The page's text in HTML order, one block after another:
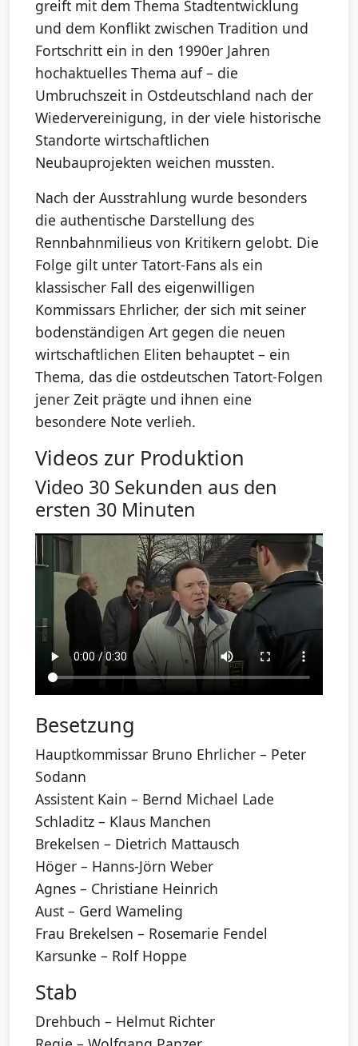
greift mit dem Thema Stadtentwicklung
und dem Konflikt zwischen Tradition und
Fortschritt ein in den 1990er Jahren
hochaktuelles Thema auf – die
Umbruchszeit in Ostdeutschland nach der
Wiedervereinigung, in der viele historische
Standorte wirtschaftlichen
Neubauprojekten weichen mussten.
Nach der Ausstrahlung wurde besonders
die authentische Darstellung des
Rennbahnmilieus von Kritikern gelobt. Die
Folge gilt unter Tatort-Fans als ein
klassischer Fall des eigenwilligen
Kommissars Ehrlicher, der sich mit seiner
bodenständigen Art gegen die neuen
wirtschaftlichen Eliten behauptet – ein
Thema, das die ostdeutschen Tatort-Folgen
jener Zeit prägte und ihnen eine
besondere Note verlieh.
Videos zur Produktion
Video 30 Sekunden aus den
ersten 30 Minuten
Besetzung
Hauptkommissar Bruno Ehrlicher – Peter
Sodann
Assistent Kain – Bernd Michael Lade
Schladitz – Klaus Manchen
Brekelsen – Dietrich Mattausch
Höger – Hanns-Jörn Weber
Agnes – Christiane Heinrich
Aust – Gerd Wameling
Frau Brekelsen – Rosemarie Fendel
Karsunke – Rolf Hoppe
Stab
Drehbuch – Helmut Richter